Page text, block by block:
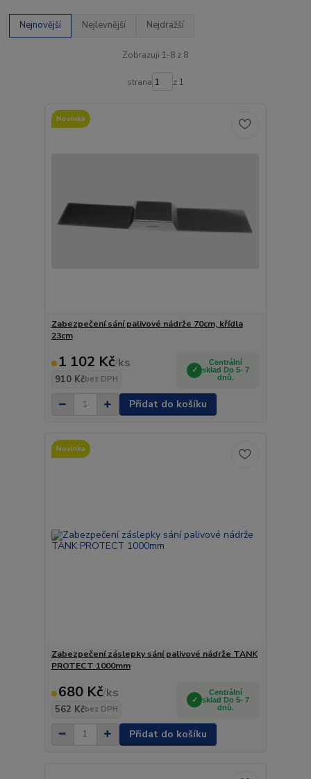
Nejnovější Nejlevnější Nejdražší
Zobrazuji 1-8 z 8
strana z 1
Novinka
Zabezpečení sání palivové nádrže 70cm, křídla
23cm
1 102 Kč/ks
910 Kčbez DPH
Centrální
sklad Do 5- 7
dnů.
Přidat do košíku
Novinka
Zabezpečení záslepky sání palivové nádrže TANK
PROTECT 1000mm
680 Kč/ks
562 Kčbez DPH
Centrální
sklad Do 5- 7
dnů.
Přidat do košíku